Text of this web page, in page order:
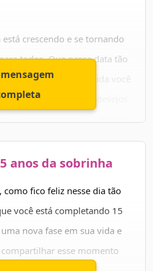
crescendo e se tornando
todos. Que nessa data tão
quão amada e querida você
amigos. Que seus desejos
e maravilhosa.
por sua presença em
mas o presente quem
o prazer de conviver com
amor!
anos da sobrinha
fico feliz nesse dia tão
você está completando 15
nova fase em sua vida e
esse momento